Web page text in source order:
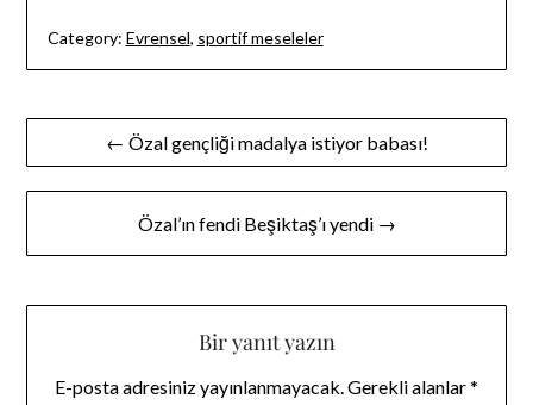
Category: Evrensel, sportif meseleler
Yazı
gezinmesi
← Özal gençliği madalya istiyor babası!
Özal’ın fendi Beşiktaş’ı yendi →
Bir yanıt yazın
E-posta adresiniz yayınlanmayacak.Gerekli alanlar*